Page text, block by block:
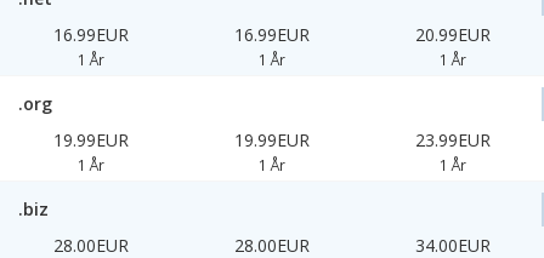
16.99EUR
1 År
16.99EUR
1 År
20.99EUR
1 År
.org
19.99EUR
1 År
19.99EUR
1 År
23.99EUR
1 År
.biz
28.00EUR
28.00EUR 34.00EUR